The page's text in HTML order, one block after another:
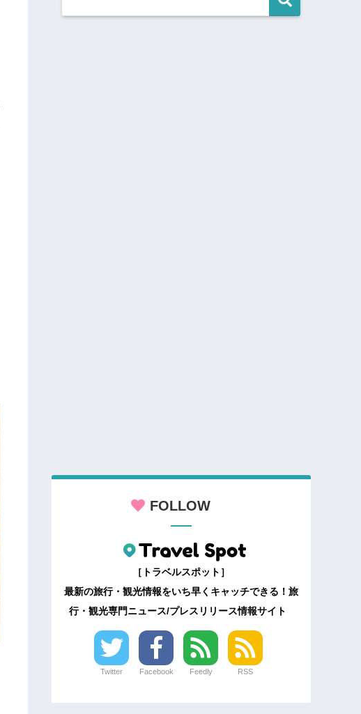
FOLLOW
［トラベルスポット］
最新の旅行・観光情報をいち早くキャッチできる！旅
行・観光専門ニュース/プレスリリース情報サイト
Twitter Facebook Feedly RSS